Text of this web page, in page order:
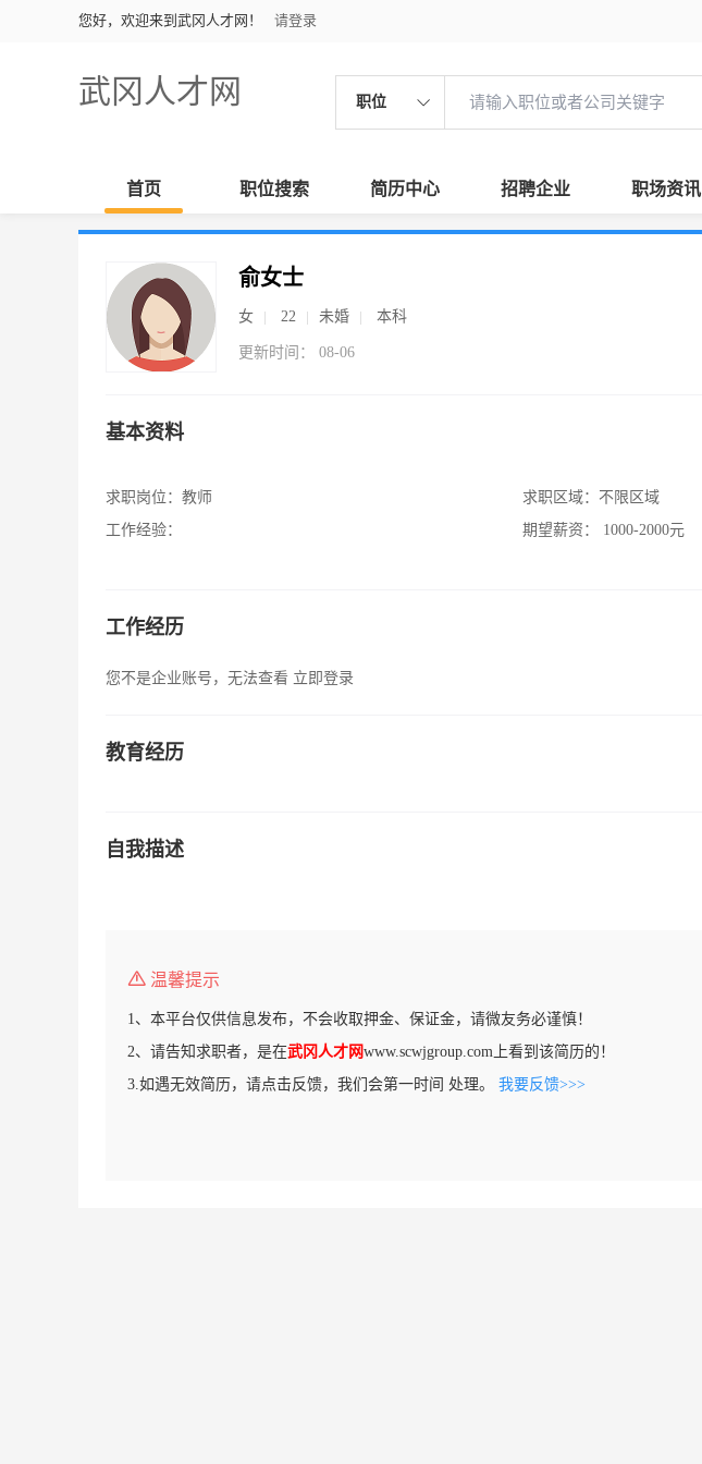
您好，欢迎来到武冈人才网！ 请登录
武冈人才网 职位
首页 职位搜索 简历中心 招聘企业 职场资讯
俞女士
女 22 未婚 本科
更新时间： 08-06
基本资料
求职岗位： 教师
工作经验：
求职区域： 不限区域
期望薪资：
1000-2000元
工作经历
您不是企业账号，无法查看 立即登录
教育经历
自我描述
温馨提示
1、本平台仅供信息发布，不会收取押金、保证金，请微友务必谨慎！
2、请告知求职者，是在武冈人才网www.scwjgroup.com上看到该简历的！
3.如遇无效简历，请点击反馈，我们会第一时间 处理。 我要反馈>>>